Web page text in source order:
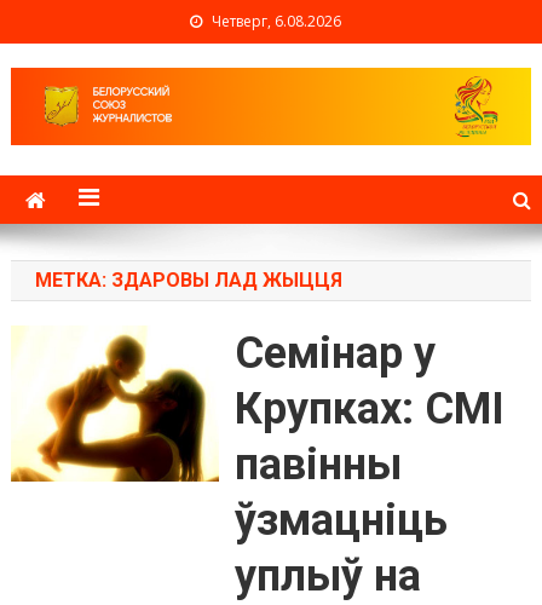
Четверг, 6.08.2026
Белорусский союз
журналистов
МЕТКА: ЗДАРОВЫ ЛАД ЖЫЦЦЯ
Семінар у
Крупках: СМI
павінны
ўзмацніць
уплыў на